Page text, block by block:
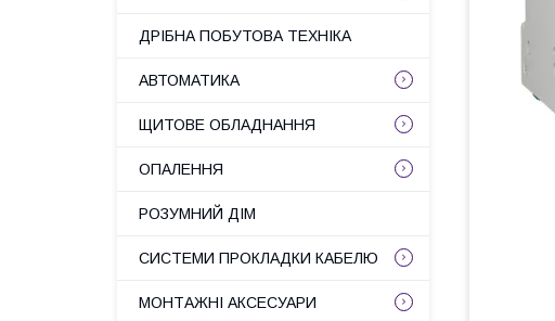
ДРІБНА ПОБУТОВА ТЕХНІКА
АВТОМАТИКА
ЩИТОВЕ ОБЛАДНАННЯ
ОПАЛЕННЯ
РОЗУМНИЙ ДІМ
СИСТЕМИ ПРОКЛАДКИ КАБЕЛЮ
МОНТАЖНІ АКСЕСУАРИ